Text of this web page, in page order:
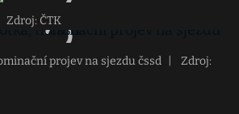
Zdroj: ČTK
projev na sjezdu čssd
Zdroj: